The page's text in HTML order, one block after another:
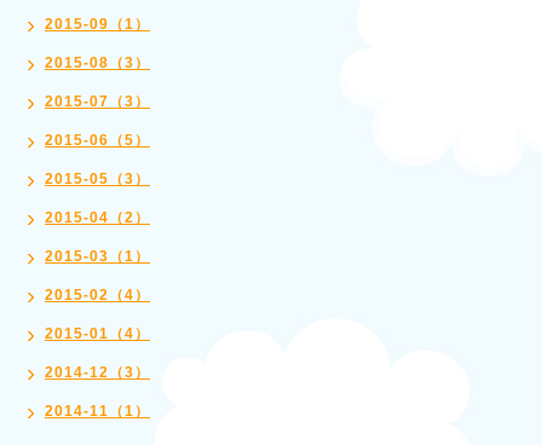
2015-09（1）
2015-08（3）
2015-07（3）
2015-06（5）
2015-05（3）
2015-04（2）
2015-03（1）
2015-02（4）
2015-01（4）
2014-12（3）
2014-11（1）